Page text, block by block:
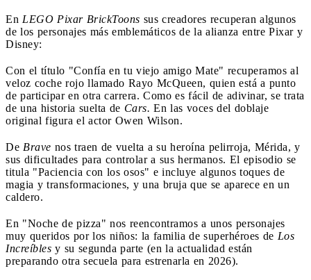
En LEGO Pixar BrickToons sus creadores recuperan algunos
de los personajes más emblemáticos de la alianza entre Pixar y
Disney:
Con el título "Confía en tu viejo amigo Mate" recuperamos al
veloz coche rojo llamado Rayo McQueen, quien está a punto
de participar en otra carrera. Como es fácil de adivinar, se trata
de una historia suelta de Cars. En las voces del doblaje
original figura el actor Owen Wilson.
De Brave nos traen de vuelta a su heroína pelirroja, Mérida, y
sus dificultades para controlar a sus hermanos. El episodio se
titula "Paciencia con los osos" e incluye algunos toques de
magia y transformaciones, y una bruja que se aparece en un
caldero.
En "Noche de pizza" nos reencontramos a unos personajes
muy queridos por los niños: la familia de superhéroes de Los
Increíbles y su segunda parte (en la actualidad están
preparando otra secuela para estrenarla en 2026).